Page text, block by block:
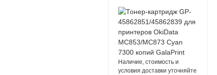
Наличие, стоимость и
условия доставки уточняйте